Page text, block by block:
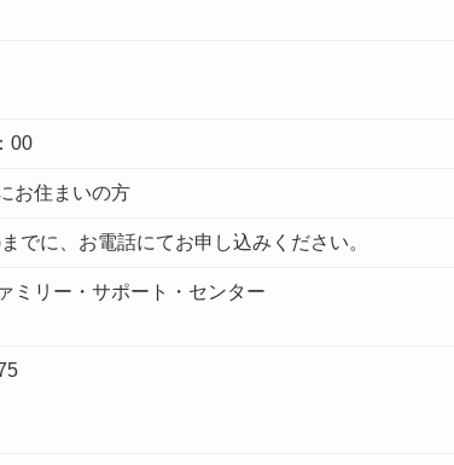
00
お住まいの方
でに、お電話にてお申し込みください。
ミリー・サポート・センター